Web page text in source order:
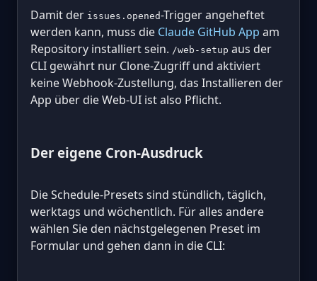
Damit der issues.opened-Trigger angeheftet
werden kann, muss die Claude GitHub App am
Repository installiert sein. /web-setup aus der
CLI gewährt nur Clone-Zugriff und aktiviert
keine Webhook-Zustellung, das Installieren der
App über die Web-UI ist also Pflicht.
Der eigene Cron-Ausdruck
Die Schedule-Presets sind stündlich, täglich,
werktags und wöchentlich. Für alles andere
wählen Sie den nächstgelegenen Preset im
Formular und gehen dann in die CLI: